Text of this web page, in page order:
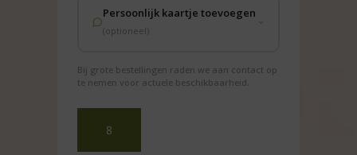
Persoonlijk kaartje toevoegen
(optioneel)
Bij grote bestellingen raden we aan contact op
te nemen voor actuele beschikbaarheid.
Luxe